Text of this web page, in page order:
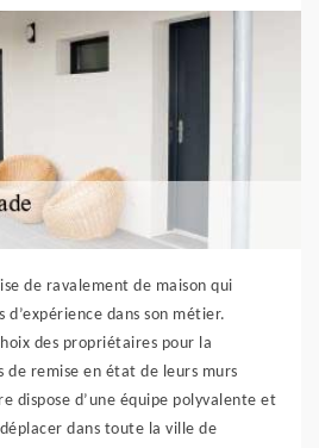
de ravalement de maison qui
d’expérience dans son métier.
des propriétaires pour la
de remise en état de leurs murs
dispose d’une équipe polyvalente et
dans toute la ville de